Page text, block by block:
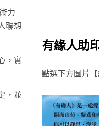
力
聯想
，實
，並
有緣人助
點選下方圖片